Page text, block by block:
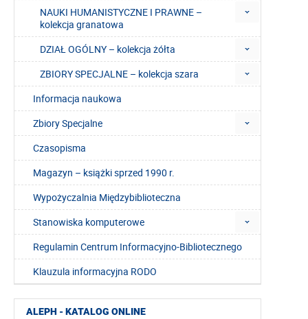
NAUKI HUMANISTYCZNE I PRAWNE –
kolekcja granatowa
DZIAŁ OGÓLNY – kolekcja żółta
ZBIORY SPECJALNE – kolekcja szara
Informacja naukowa
Zbiory Specjalne
Czasopisma
Magazyn – książki sprzed 1990 r.
Wypożyczalnia Międzybiblioteczna
Stanowiska komputerowe
Regulamin Centrum Informacyjno-Bibliotecznego
Klauzula informacyjna RODO
ALEPH - KATALOG ONLINE